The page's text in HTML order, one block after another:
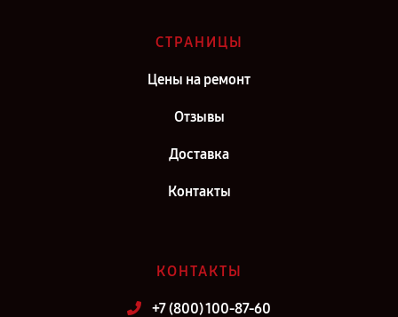
СТРАНИЦЫ
Цены на ремонт
Отзывы
Доставка
Контакты
КОНТАКТЫ
+7 (800) 100-87-60